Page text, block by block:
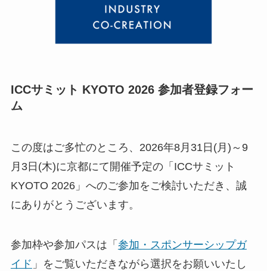
ICCサミット KYOTO 2026 参加者登録フォー
ム
この度はご多忙のところ、2026年8月31日(月)～9
月3日(木)に京都にて開催予定の「ICCサミット
KYOTO 2026」へのご参加をご検討いただき、誠
にありがとうございます。
参加枠や参加パスは「 参加・スポンサーシップガ
イド 」をご覧いただきながら選択をお願いいたし